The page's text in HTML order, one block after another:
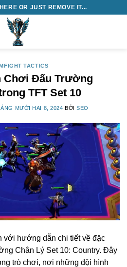
OR JUST REMOVE IT...
TACTICS
Chơi Đấu Trường
TFT Set 10
MƯỜI HAI 8, 2024 BỞISEO
với hướng dẫn chi tiết về đặc
Chân Lý Set 10: Country. Đây
trò chơi, nơi những đội hình